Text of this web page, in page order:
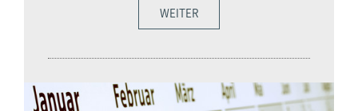
WEITER